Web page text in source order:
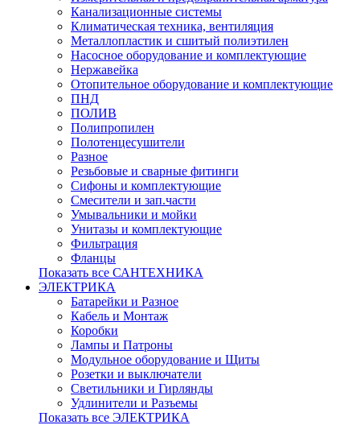
Канализационные системы
Климатическая техника, вентиляция
Металлопластик и сшитый полиэтилен
Насосное оборудование и комплектующие
Нержавейка
Отопительное оборудование и комплектующие
ПНД
ПОЛИВ
Полипропилен
Полотенцесушители
Разное
Резьбовые и сварные фитинги
Сифоны и комплектующие
Смесители и зап.части
Умывальники и мойки
Унитазы и комплектующие
Фильтрация
Фланцы
Показать все САНТЕХНИКА
ЭЛЕКТРИКА
Батарейки и Разное
Кабель и Монтаж
Коробки
Лампы и Патроны
Модульное оборудование и Щиты
Розетки и выключатели
Светильники и Гирлянды
Удлинители и Разъемы
Показать все ЭЛЕКТРИКА